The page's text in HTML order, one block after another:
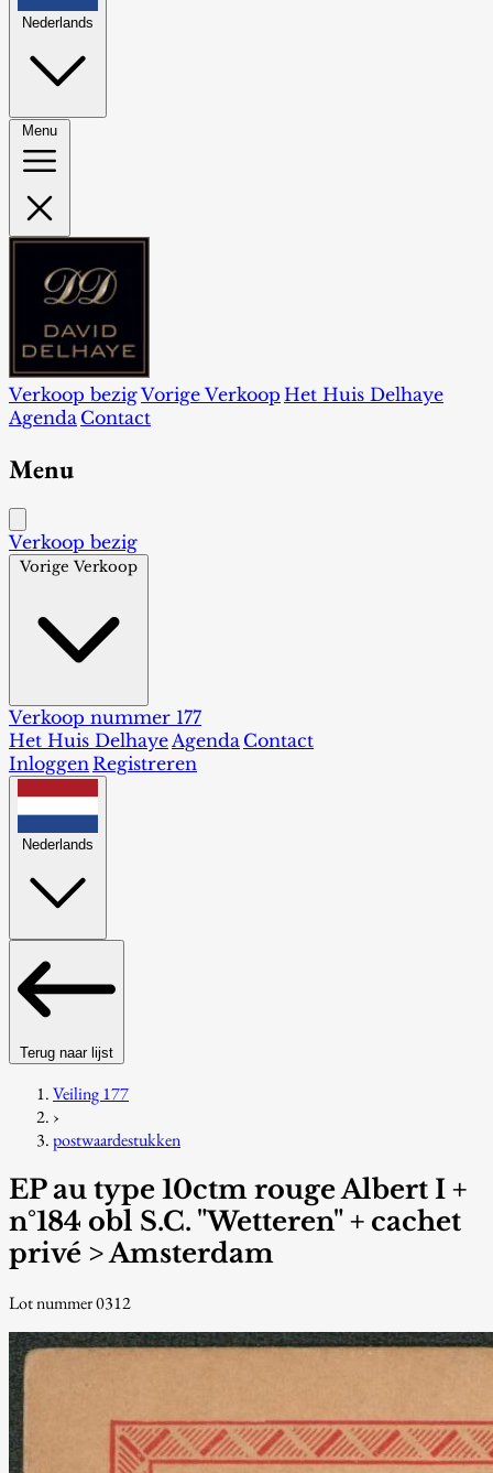
Nederlands
Menu
Verkoop bezigVorige Verkoop Het Huis Delhaye
Agenda Contact
Menu
Verkoop bezig
Vorige Verkoop
Verkoop nummer 177
Het Huis DelhayeAgenda Contact
InloggenRegistreren
Nederlands
Terug naar lijst
Veiling 177
›
postwaardestukken
EP au type 10ctm rouge Albert I +
n°184 obl S.C. "Wetteren" + cachet
privé > Amsterdam
Lot nummer 0312